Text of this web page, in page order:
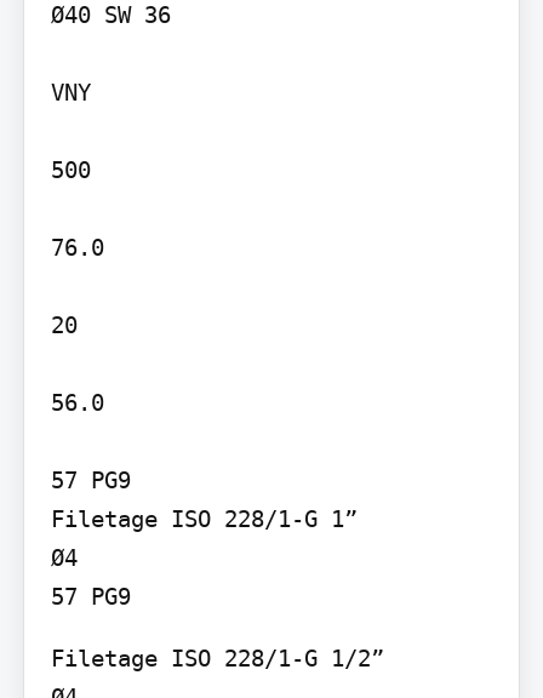
Ø40 SW 36
VNY
500
76.0
20
56.0
57 PG9
Filetage ISO 228/1-G 1”
Ø4
57 PG9
Filetage ISO 228/1-G 1/2”